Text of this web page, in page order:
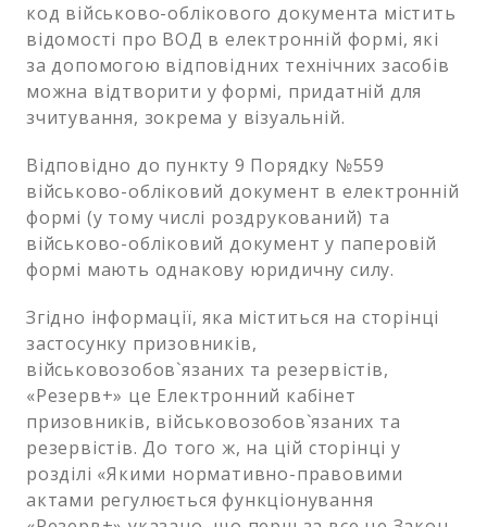
код військово-облікового документа містить
відомості про ВОД в електронній формі, які
за допомогою відповідних технічних засобів
можна відтворити у формі, придатній для
зчитування, зокрема у візуальній.
Відповідно до пункту 9 Порядку №559
військово-обліковий документ в електронній
формі (у тому числі роздрукований) та
військово-обліковий документ у паперовій
формі мають однакову юридичну силу.
Згідно інформації, яка міститься на сторінці
застосунку призовників,
військовозобов`язаних та резервістів,
«Резерв+» це Електронний кабінет
призовників, військовозобов`язаних та
резервістів. До того ж, на цій сторінці у
розділі «Якими нормативно-правовими
актами регулюється функціонування